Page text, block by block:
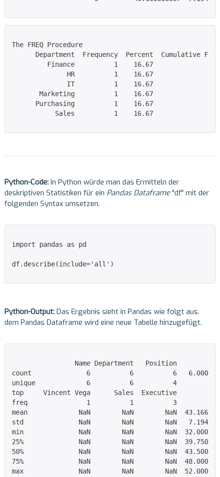
The FREQ Procedure
Department  Frequency  Percent  Cumulative
Finance          1    16.67
HR          1    16.67
IT          1    16.67
Marketing          1    16.67
Purchasing          1    16.67
Sales          1    16.67
Python-Code: In Python würde man das Ermitteln der
deskriptiven Statistiken für ein Pandas Dataframe"df" mit der
folgenden Syntax umsetzen.
import pandas as pd
df.describe(include='all')
Python-Output: Das Ergebnis sieht in Pandas wie folgt aus,
dem Pandas Dataframe wird eine neue Tabelle hinzugefügt.
                Name Department   Position        Age
count              6          6          6   6.000000
unique             6          6          4        NaN
top     Vincent Vega      Sales  Executive        NaN
freq               1          1          3        NaN
mean             NaN        NaN        NaN  43.166667
std              NaN        NaN        NaN   7.194906
min              NaN        NaN        NaN  32.000000
25%              NaN        NaN        NaN  39.750000
50%              NaN        NaN        NaN  43.500000
75%              NaN        NaN        NaN  48.000000
max              NaN        NaN        NaN  52.000000